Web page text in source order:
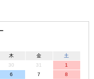
木 金
土
30 31
1
6 7
8